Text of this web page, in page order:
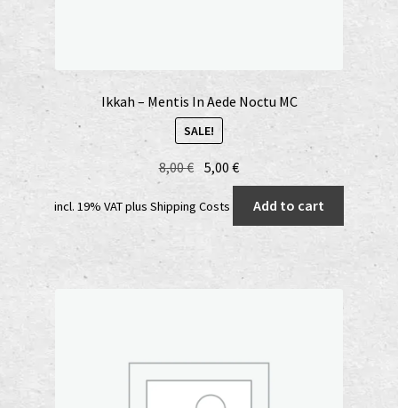
Ikkah – Mentis In Aede Noctu MC
SALE!
8,00€ Original
was:
8,00 €.
5,00€Current
price
incl. 19% VATplus Shipping Costs Add to cart